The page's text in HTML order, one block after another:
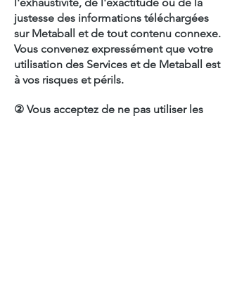
justesse des informations téléchargées
sur Metaball et de tout contenu connexe.
Vous convenez expressément que votre
utilisation des Services et de Metaball est
à vos risques et périls.
② Vous acceptez de ne pas utiliser les